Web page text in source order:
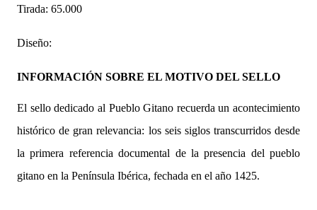
Tirada: 65.000
Diseño:
INFORMACIÓN SOBRE EL MOTIVO DEL SELLO
El sello dedicado al Pueblo Gitano recuerda un acontecimiento
histórico de gran relevancia: los seis siglos transcurridos desde
la primera referencia documental de la presencia del pueblo
gitano en la Península Ibérica, fechada en el año 1425.